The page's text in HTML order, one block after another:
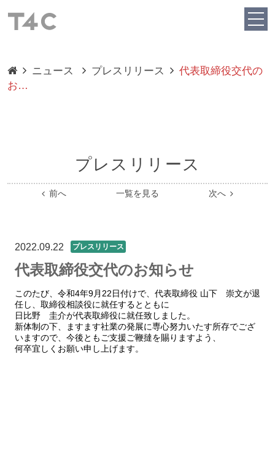
ニュース プレスリリース
代表取締役交代の
お…
プレスリリース
前へ 一覧を見る 次へ
2022.09.22 プレスリリース
代表取締役交代のお知らせ
このたび、令和4年9月22日付けで、代表取締役 山下 崇文が退
任し、取締役相談役に就任するとともに
日比野 圭介が代表取締役に就任致しました。
新体制の下、ますます社業の発展に専心努力いたす所存でござ
いますので、今後ともご支援ご鞭撻を賜りますよう、
何卒宜しくお願い申し上げます。